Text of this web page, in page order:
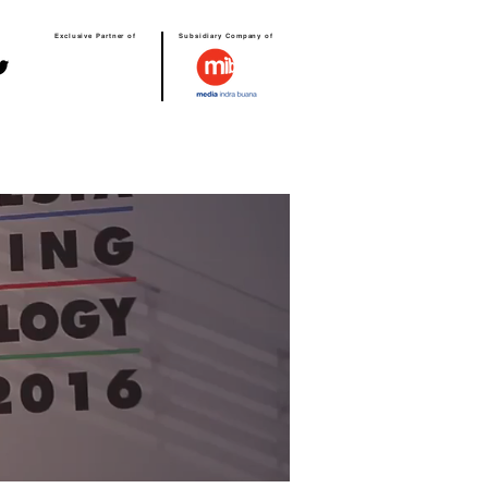
Subsidiary Company of
Exclusive Partner of